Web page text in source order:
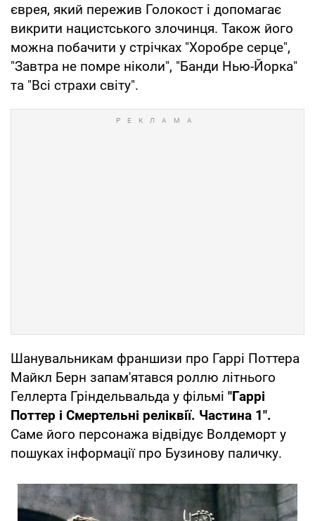
єврея, який пережив Голокост і допомагає
викрити нацистського злочинця. Також його
можна побачити у стрічках "Хоробре серце",
"Завтра не помре ніколи", "Банди Нью-Йорка"
та "Всі страхи світу".
Шанувальникам франшизи про Гаррі Поттера
Майкл Берн запам'ятався роллю літнього
Геллерта Гріндельвальда у фільмі "Гаррі
Поттер і Смертельні реліквії. Частина 1".
Саме його персонажа відвідує Волдеморт у
пошуках інформації про Бузинову паличку.